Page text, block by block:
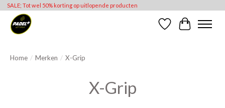
SALE; Tot wel 50% korting op uitlopende producten
Verlanglijst
Home / Merken / X-Grip
X-Grip